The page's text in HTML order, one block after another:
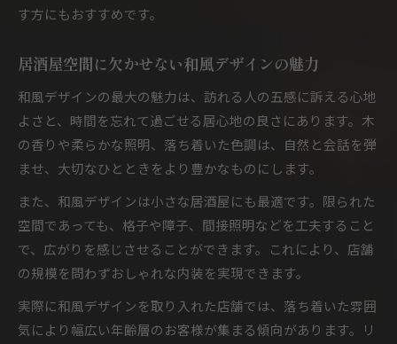
す方にもおすすめです。
居酒屋空間に欠かせない和風デザインの魅力
和風デザインの最大の魅力は、訪れる人の五感に訴える心地
よさと、時間を忘れて過ごせる居心地の良さにあります。木
の香りや柔らかな照明、落ち着いた色調は、自然と会話を弾
ませ、大切なひとときをより豊かなものにします。
また、和風デザインは小さな居酒屋にも最適です。限られた
空間であっても、格子や障子、間接照明などを工夫すること
で、広がりを感じさせることができます。これにより、店舗
の規模を問わずおしゃれな内装を実現できます。
実際に和風デザインを取り入れた店舗では、落ち着いた雰囲
気により幅広い年齢層のお客様が集まる傾向があります。リ